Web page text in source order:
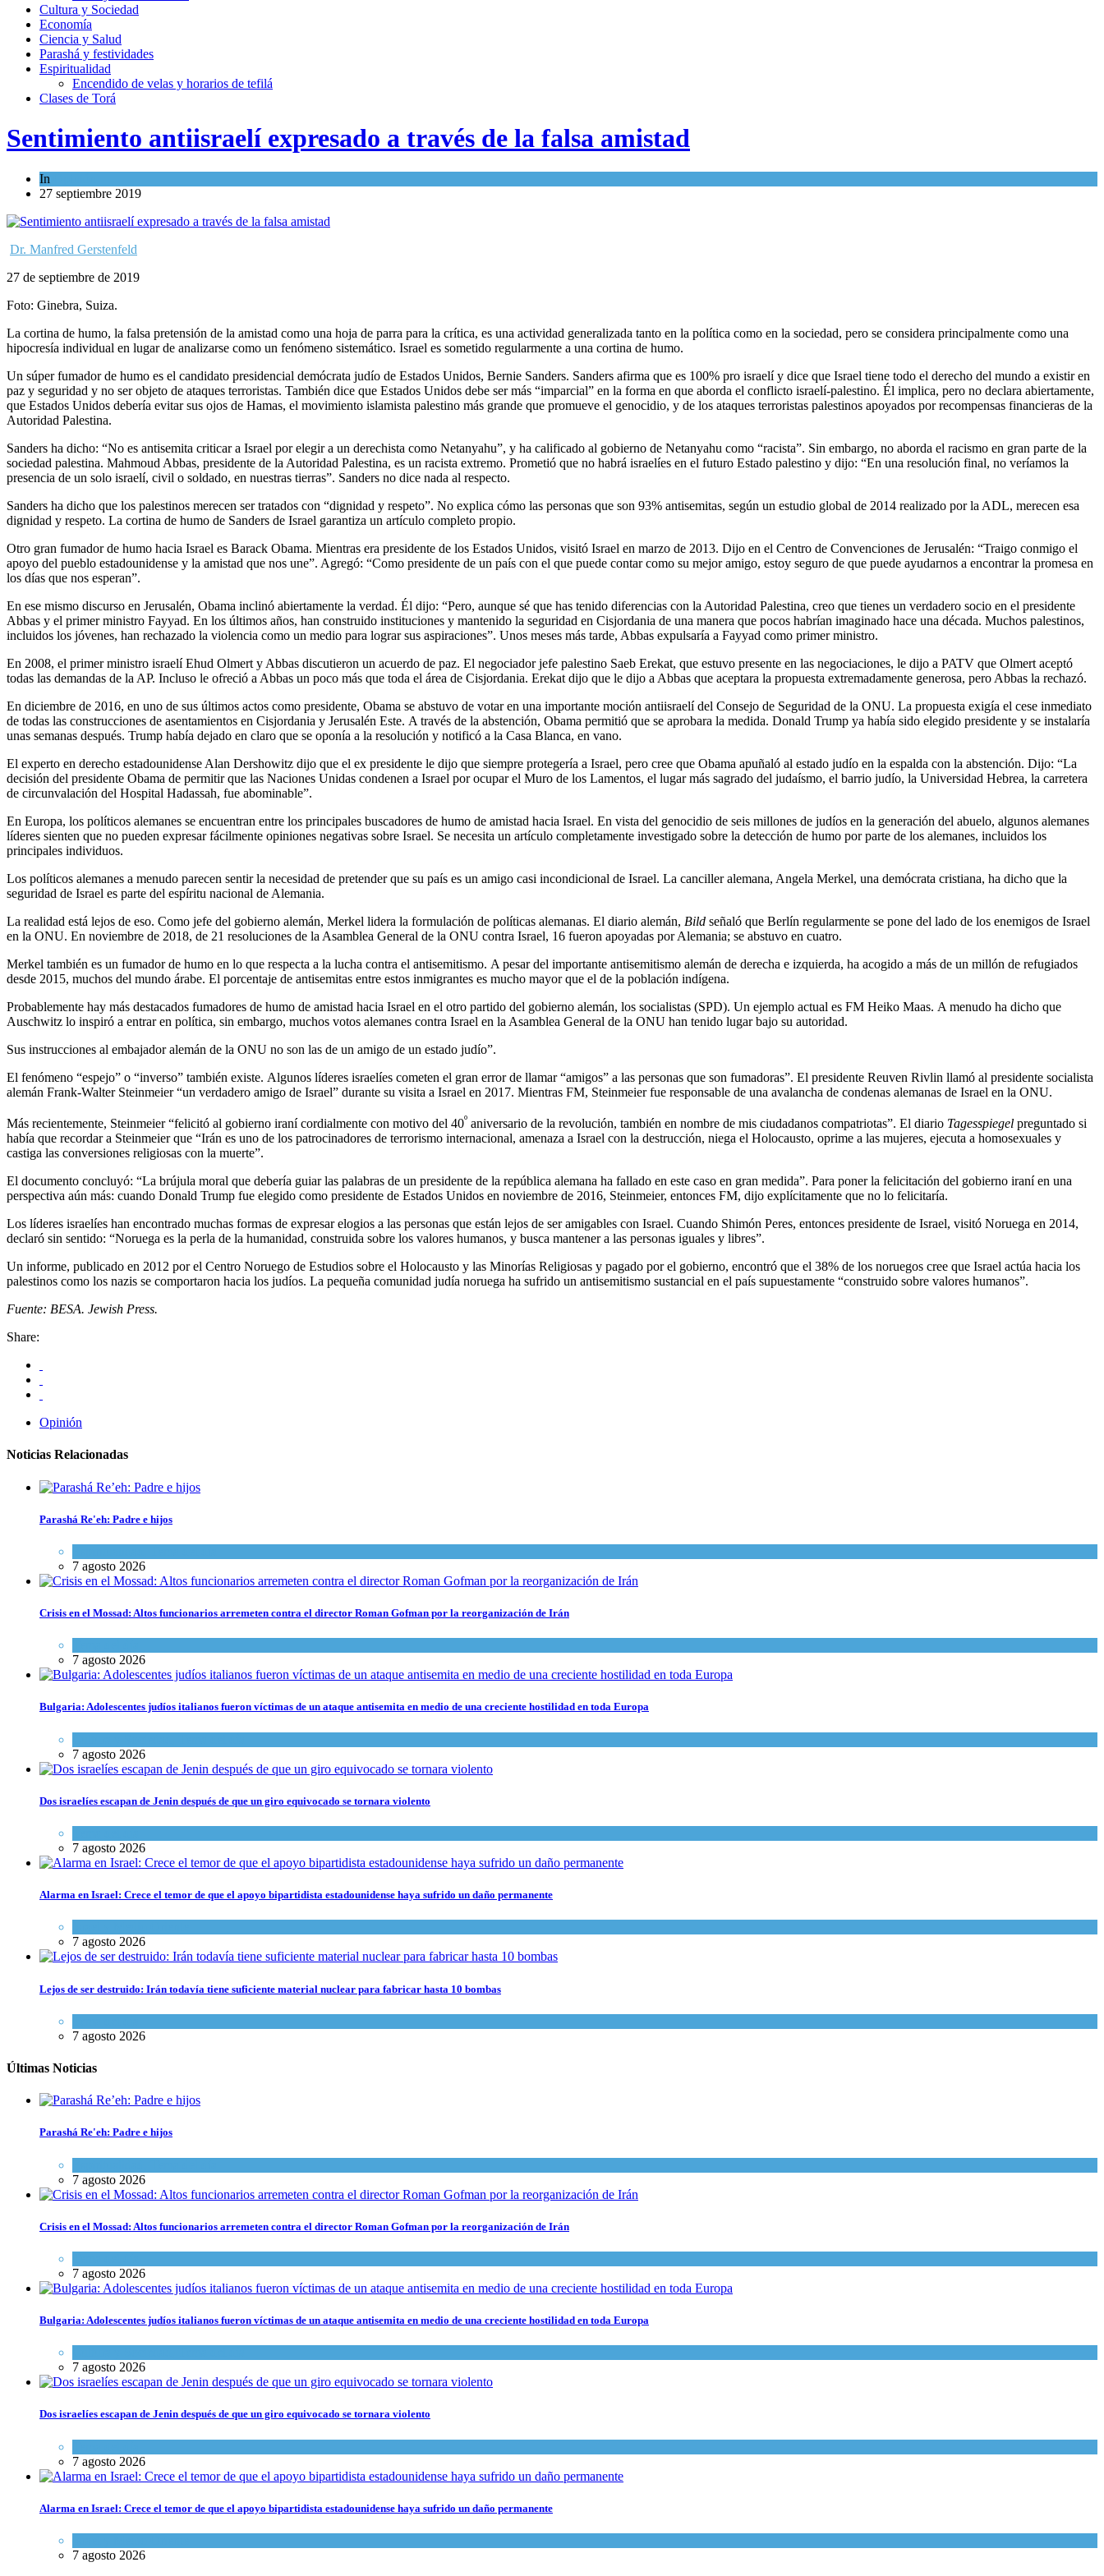
Cultura y Sociedad
Economía
Ciencia y Salud
Parashá y festividades
Espiritualidad
Encendido de velas y horarios de tefilá
Clases de Torá
Sentimiento antiisraelí expresado a través de la falsa amistad
In
27 septiembre 2019
Dr. Manfred Gerstenfeld
27 de septiembre de 2019
Foto: Ginebra, Suiza.
La cortina de humo, la falsa pretensión de la amistad como una hoja de parra para la crítica, es una actividad generalizada tanto en la política como en la sociedad, pero se considera principalmente como una
hipocresía individual en lugar de analizarse como un fenómeno sistemático. Israel es sometido regularmente a una cortina de humo.
Un súper fumador de humo es el candidato presidencial demócrata judío de Estados Unidos, Bernie Sanders. Sanders afirma que es 100% pro israelí y dice que Israel tiene todo el derecho del mundo a existir en
paz y seguridad y no ser objeto de ataques terroristas. También dice que Estados Unidos debe ser más “imparcial” en la forma en que aborda el conflicto israelí-palestino. Él implica, pero no declara abiertamente,
que Estados Unidos debería evitar sus ojos de Hamas, el movimiento islamista palestino más grande que promueve el genocidio, y de los ataques terroristas palestinos apoyados por recompensas financieras de la
Autoridad Palestina.
Sanders ha dicho: “No es antisemita criticar a Israel por elegir a un derechista como Netanyahu”, y ha calificado al gobierno de Netanyahu como “racista”. Sin embargo, no aborda el racismo en gran parte de la
sociedad palestina. Mahmoud Abbas, presidente de la Autoridad Palestina, es un racista extremo. Prometió que no habrá israelíes en el futuro Estado palestino y dijo: “En una resolución final, no veríamos la
presencia de un solo israelí, civil o soldado, en nuestras tierras”. Sanders no dice nada al respecto.
Sanders ha dicho que los palestinos merecen ser tratados con “dignidad y respeto”. No explica cómo las personas que son 93% antisemitas, según un estudio global de 2014 realizado por la ADL, merecen esa
dignidad y respeto. La cortina de humo de Sanders de Israel garantiza un artículo completo propio.
Otro gran fumador de humo hacia Israel es Barack Obama. Mientras era presidente de los Estados Unidos, visitó Israel en marzo de 2013. Dijo en el Centro de Convenciones de Jerusalén: “Traigo conmigo el
apoyo del pueblo estadounidense y la amistad que nos une”. Agregó: “Como presidente de un país con el que puede contar como su mejor amigo, estoy seguro de que puede ayudarnos a encontrar la promesa en
los días que nos esperan”.
En ese mismo discurso en Jerusalén, Obama inclinó abiertamente la verdad. Él dijo: “Pero, aunque sé que has tenido diferencias con la Autoridad Palestina, creo que tienes un verdadero socio en el presidente
Abbas y el primer ministro Fayyad. En los últimos años, han construido instituciones y mantenido la seguridad en Cisjordania de una manera que pocos habrían imaginado hace una década. Muchos palestinos,
incluidos los jóvenes, han rechazado la violencia como un medio para lograr sus aspiraciones”. Unos meses más tarde, Abbas expulsaría a Fayyad como primer ministro.
En 2008, el primer ministro israelí Ehud Olmert y Abbas discutieron un acuerdo de paz. El negociador jefe palestino Saeb Erekat, que estuvo presente en las negociaciones, le dijo a PATV que Olmert aceptó
todas las demandas de la AP. Incluso le ofreció a Abbas un poco más que toda el área de Cisjordania. Erekat dijo que le dijo a Abbas que aceptara la propuesta extremadamente generosa, pero Abbas la rechazó.
En diciembre de 2016, en uno de sus últimos actos como presidente, Obama se abstuvo de votar en una importante moción antiisraelí del Consejo de Seguridad de la ONU. La propuesta exigía el cese inmediato
de todas las construcciones de asentamientos en Cisjordania y Jerusalén Este. A través de la abstención, Obama permitió que se aprobara la medida. Donald Trump ya había sido elegido presidente y se instalaría
unas semanas después. Trump había dejado en claro que se oponía a la resolución y notificó a la Casa Blanca, en vano.
El experto en derecho estadounidense Alan Dershowitz dijo que el ex presidente le dijo que siempre protegería a Israel, pero cree que Obama apuñaló al estado judío en la espalda con la abstención. Dijo: “La
decisión del presidente Obama de permitir que las Naciones Unidas condenen a Israel por ocupar el Muro de los Lamentos, el lugar más sagrado del judaísmo, el barrio judío, la Universidad Hebrea, la carretera
de circunvalación del Hospital Hadassah, fue abominable”.
En Europa, los políticos alemanes se encuentran entre los principales buscadores de humo de amistad hacia Israel. En vista del genocidio de seis millones de judíos en la generación del abuelo, algunos alemanes
líderes sienten que no pueden expresar fácilmente opiniones negativas sobre Israel. Se necesita un artículo completamente investigado sobre la detección de humo por parte de los alemanes, incluidos los
principales individuos.
Los políticos alemanes a menudo parecen sentir la necesidad de pretender que su país es un amigo casi incondicional de Israel. La canciller alemana, Angela Merkel, una demócrata cristiana, ha dicho que la
seguridad de Israel es parte del espíritu nacional de Alemania.
La realidad está lejos de eso. Como jefe del gobierno alemán, Merkel lidera la formulación de políticas alemanas. El diario alemán, Bild señaló que Berlín regularmente se pone del lado de los enemigos de Israel
en la ONU. En noviembre de 2018, de 21 resoluciones de la Asamblea General de la ONU contra Israel, 16 fueron apoyadas por Alemania; se abstuvo en cuatro.
Merkel también es un fumador de humo en lo que respecta a la lucha contra el antisemitismo. A pesar del importante antisemitismo alemán de derecha e izquierda, ha acogido a más de un millón de refugiados
desde 2015, muchos del mundo árabe. El porcentaje de antisemitas entre estos inmigrantes es mucho mayor que el de la población indígena.
Probablemente hay más destacados fumadores de humo de amistad hacia Israel en el otro partido del gobierno alemán, los socialistas (SPD). Un ejemplo actual es FM Heiko Maas. A menudo ha dicho que
Auschwitz lo inspiró a entrar en política, sin embargo, muchos votos alemanes contra Israel en la Asamblea General de la ONU han tenido lugar bajo su autoridad.
Sus instrucciones al embajador alemán de la ONU no son las de un amigo de un estado judío”.
El fenómeno “espejo” o “inverso” también existe. Algunos líderes israelíes cometen el gran error de llamar “amigos” a las personas que son fumadoras”. El presidente Reuven Rivlin llamó al presidente socialista
alemán Frank-Walter Steinmeier “un verdadero amigo de Israel” durante su visita a Israel en 2017. Mientras FM, Steinmeier fue responsable de una avalancha de condenas alemanas de Israel en la ONU.
Más recientemente, Steinmeier “felicitó al gobierno iraní cordialmente con motivo del 40º aniversario de la revolución, también en nombre de mis ciudadanos compatriotas”. El diario Tagesspiegel preguntado si
había que recordar a Steinmeier que “Irán es uno de los patrocinadores de terrorismo internacional, amenaza a Israel con la destrucción, niega el Holocausto, oprime a las mujeres, ejecuta a homosexuales y
castiga las conversiones religiosas con la muerte”.
El documento concluyó: “La brújula moral que debería guiar las palabras de un presidente de la república alemana ha fallado en este caso en gran medida”. Para poner la felicitación del gobierno iraní en una
perspectiva aún más: cuando Donald Trump fue elegido como presidente de Estados Unidos en noviembre de 2016, Steinmeier, entonces FM, dijo explícitamente que no lo felicitaría.
Los líderes israelíes han encontrado muchas formas de expresar elogios a las personas que están lejos de ser amigables con Israel. Cuando Shimón Peres, entonces presidente de Israel, visitó Noruega en 2014,
declaró sin sentido: “Noruega es la perla de la humanidad, construida sobre los valores humanos, y busca mantener a las personas iguales y libres”.
Un informe, publicado en 2012 por el Centro Noruego de Estudios sobre el Holocausto y las Minorías Religiosas y pagado por el gobierno, encontró que el 38% de los noruegos cree que Israel actúa hacia los
palestinos como los nazis se comportaron hacia los judíos. La pequeña comunidad judía noruega ha sufrido un antisemitismo sustancial en el país supuestamente “construido sobre valores humanos”.
Fuente: BESA. Jewish Press.
Share:
Opinión
Noticias Relacionadas
Parashá Re'eh: Padre e hijos
7 agosto 2026
Crisis en el Mossad: Altos funcionarios arremeten contra el director Roman Gofman por la reorganización de Irán
7 agosto 2026
Bulgaria: Adolescentes judíos italianos fueron víctimas de un ataque antisemita en medio de una creciente hostilidad en toda Europa
7 agosto 2026
Dos israelíes escapan de Jenin después de que un giro equivocado se tornara violento
7 agosto 2026
Alarma en Israel: Crece el temor de que el apoyo bipartidista estadounidense haya sufrido un daño permanente
7 agosto 2026
Lejos de ser destruido: Irán todavía tiene suficiente material nuclear para fabricar hasta 10 bombas
7 agosto 2026
Últimas Noticias
Parashá Re'eh: Padre e hijos
7 agosto 2026
Crisis en el Mossad: Altos funcionarios arremeten contra el director Roman Gofman por la reorganización de Irán
7 agosto 2026
Bulgaria: Adolescentes judíos italianos fueron víctimas de un ataque antisemita en medio de una creciente hostilidad en toda Europa
7 agosto 2026
Dos israelíes escapan de Jenin después de que un giro equivocado se tornara violento
7 agosto 2026
Alarma en Israel: Crece el temor de que el apoyo bipartidista estadounidense haya sufrido un daño permanente
7 agosto 2026